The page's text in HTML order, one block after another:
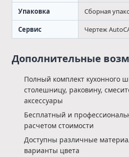
Упаковка Сборная
Сервис Чертеж
Дополнительные
Полный комплект кухонного
столешницу, раковину,
аксессуары
Бесплатный и
расчетом стоимости
Доступны различные
варианты цвета